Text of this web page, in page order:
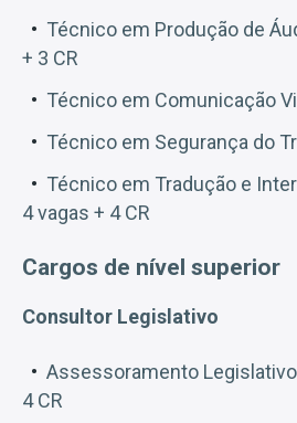
Técnico em Produção de
+ 3 CR
Técnico em Comunicação
Técnico em Segurança do
Técnico em Tradução e
4 vagas + 4 CR
Cargos de nível superior
Consultor Legislativo
Assessoramento
4 CR